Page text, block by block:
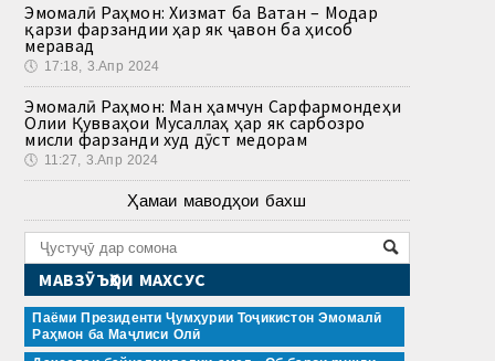
Эмомалӣ Раҳмон: Хизмат ба Ватан – Модар
қарзи фарзандии ҳар як ҷавон ба ҳисоб
меравад
🕔 17:18, 3.Апр 2024
Эмомалӣ Раҳмон: Ман ҳамчун Сарфармондеҳи
Олии Қувваҳои Мусаллаҳ ҳар як сарбозро
мисли фарзанди худ дӯст медорам
🕔 11:27, 3.Апр 2024
Ҳамаи маводҳои бахш
МАВЗӮЪҲОИ МАХСУС
Паёми Президенти Ҷумҳурии Тоҷикистон Эмомалӣ
Раҳмон ба Маҷлиси Олӣ